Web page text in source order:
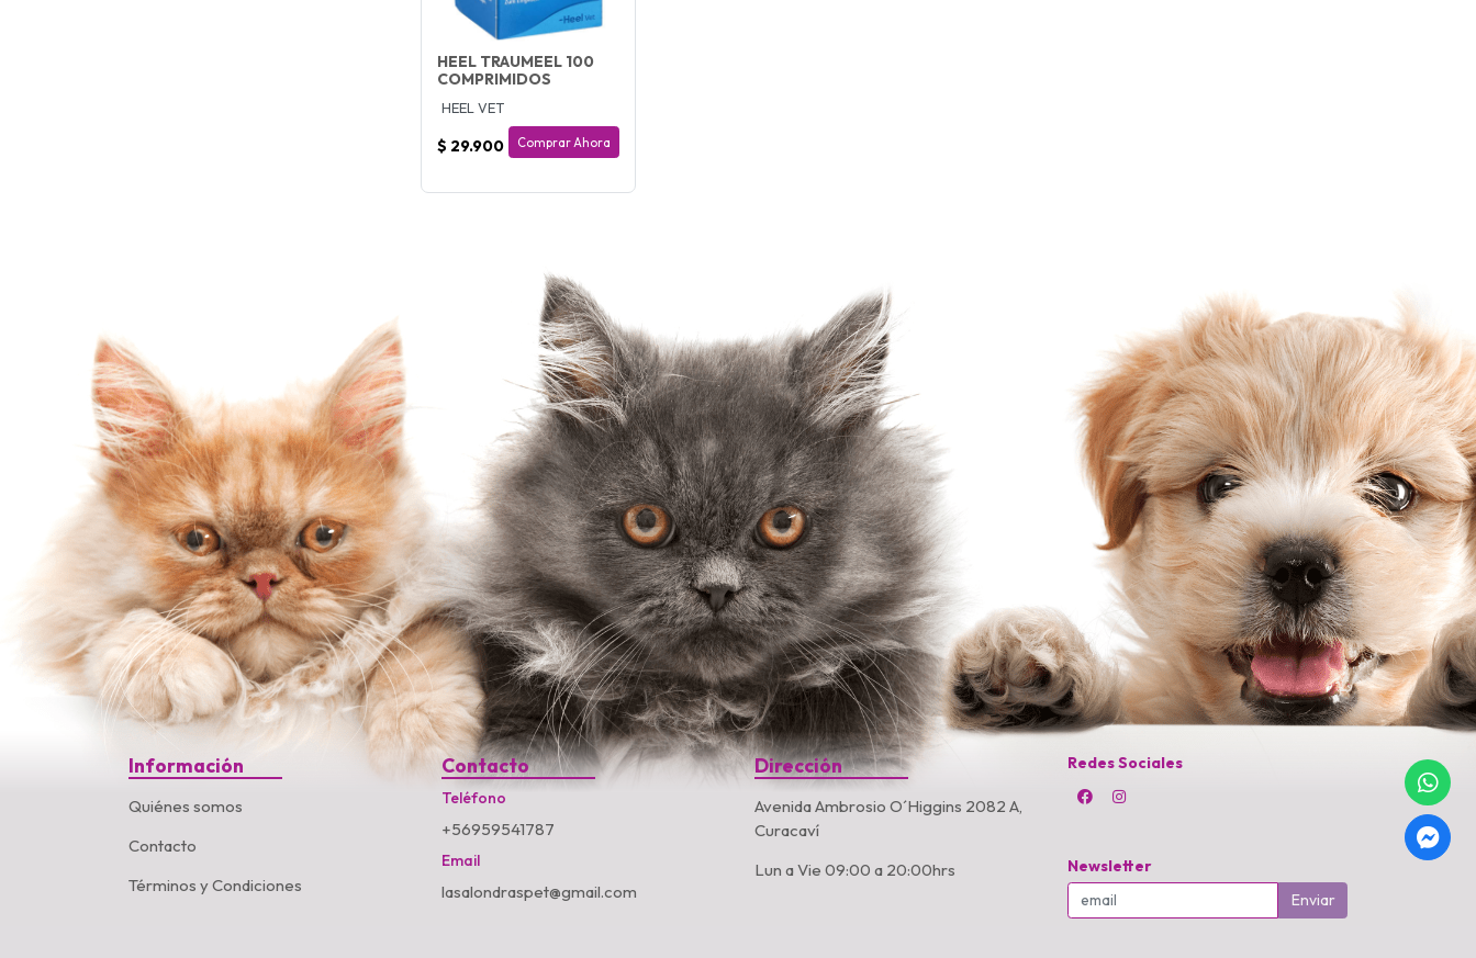
HEEL TRAUMEEL 100
COMPRIMIDOS
HEEL VET
$ 29.900 Comprar Ahora
Información
Quiénes somos
Contacto
Términos y Condiciones
Contacto
Teléfono
+56959541787
Email
lasalondraspet@gmail.com
Dirección
Avenida Ambrosio O´Higgins 2082 A,
Curacaví
Lun a Vie 09:00 a 20:00hrs
Redes Sociales
Newsletter
Enviar